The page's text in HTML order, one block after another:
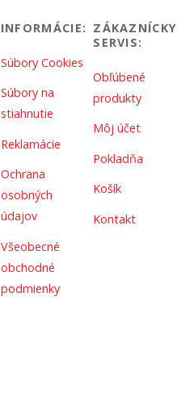
INFORMÁCIE:
Súbory Cookies
Súbory na
stiahnutie
Reklamácie
Ochrana
osobných
údajov
Všeobecné
obchodné
podmienky
ZÁKAZNÍCKY
SERVIS:
Obľúbené
produkty
Môj účet
Pokladňa
Košík
Kontakt